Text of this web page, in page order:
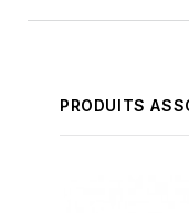
PRODUITS